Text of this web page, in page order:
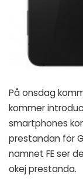
På onsdag
kommer
smartphones
prestandan för
namnet FE ser
okej prestanda.